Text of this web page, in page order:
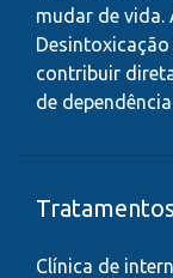
mudar de vida.
contribuir
de
Tratamentos
Clínica de